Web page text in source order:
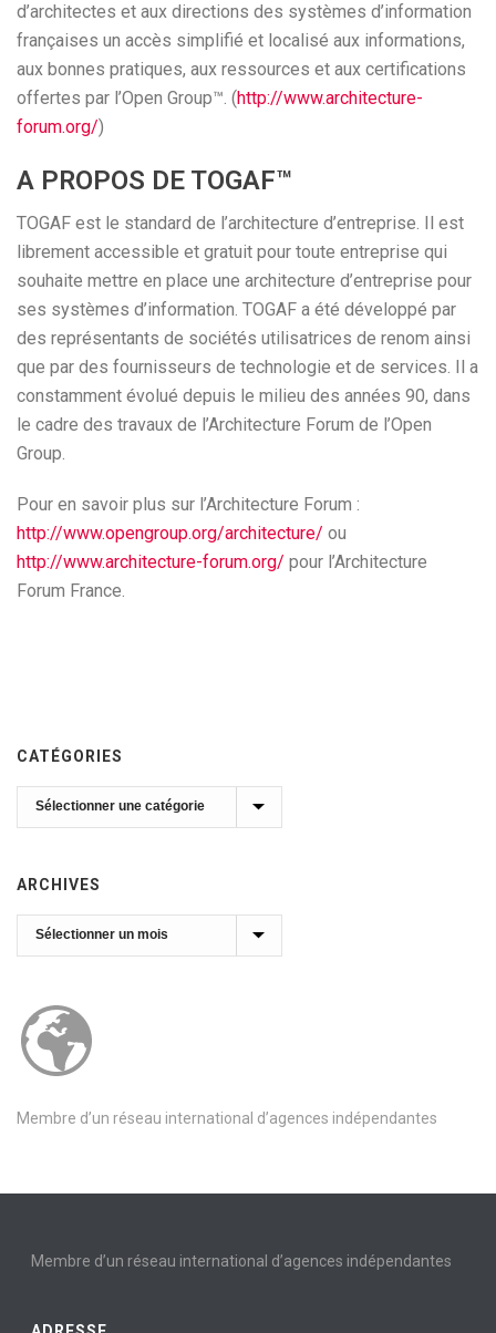
d’architectes et aux directions des systèmes d’information
françaises un accès simplifié et localisé aux informations,
aux bonnes pratiques, aux ressources et aux certifications
offertes par l’Open Group™. (http://www.architecture-
forum.org/)
A PROPOS DE TOGAF™
TOGAF est le standard de l’architecture d’entreprise. Il est
librement accessible et gratuit pour toute entreprise qui
souhaite mettre en place une architecture d’entreprise pour
ses systèmes d’information. TOGAF a été développé par
des représentants de sociétés utilisatrices de renom ainsi
que par des fournisseurs de technologie et de services. Il a
constamment évolué depuis le milieu des années 90, dans
le cadre des travaux de l’Architecture Forum de l’Open
Group.
Pour en savoir plus sur l’Architecture Forum :
http://www.opengroup.org/architecture/ ou
http://www.architecture-forum.org/ pour l’Architecture
Forum France.
CATÉGORIES
Catégories
ARCHIVES
Archives
Membre d’un réseau international d’agences indépendantes
Membre d’un réseau international d’agences indépendantes